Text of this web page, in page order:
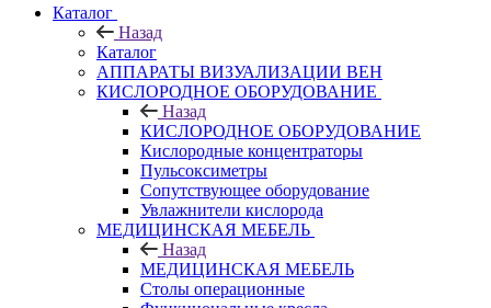
Каталог
Назад
Каталог
АППАРАТЫ ВИЗУАЛИЗАЦИИ ВЕН
КИСЛОРОДНОЕ ОБОРУДОВАНИЕ
Назад
КИСЛОРОДНОЕ ОБОРУДОВАНИЕ
Кислородные концентраторы
Пульсоксиметры
Сопутствующее оборудование
Увлажнители кислорода
МЕДИЦИНСКАЯ МЕБЕЛЬ
Назад
МЕДИЦИНСКАЯ МЕБЕЛЬ
Столы операционные